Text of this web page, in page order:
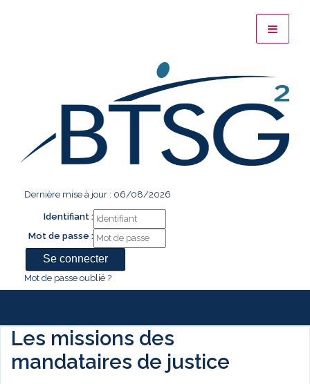
Dernière mise à jour : 06/08/2026
Identifiant :
Mot de passe :
Mot de passe oublié ?
Les missions des
mandataires de justice